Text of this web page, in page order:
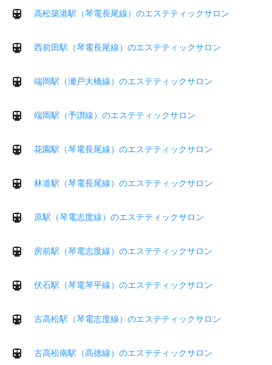
高松築港駅（琴電長尾線）のエステティックサロン
西前田駅（琴電長尾線）のエステティックサロン
端岡駅（瀬戸大橋線）のエステティックサロン
端岡駅（予讃線）のエステティックサロン
花園駅（琴電長尾線）のエステティックサロン
林道駅（琴電長尾線）のエステティックサロン
原駅（琴電志度線）のエステティックサロン
房前駅（琴電志度線）のエステティックサロン
伏石駅（琴電琴平線）のエステティックサロン
古高松駅（琴電志度線）のエステティックサロン
古高松南駅（高徳線）のエステティックサロン